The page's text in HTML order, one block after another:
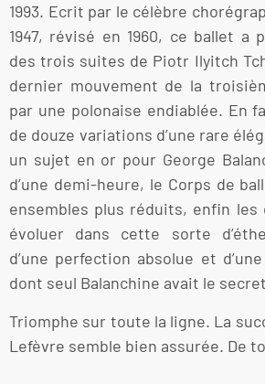
1993. Ecrit par le célèbre
1947, révisé en 1960, ce ballet a
des trois suites de Piotr Ilyitch
dernier mouvement de la
par une polonaise endiablée. En
de douze variations d’une rare
un sujet en or pour George
d’une demi-heure, le Corps de
ensembles plus réduits, enfin
évoluer dans cette sorte
d’une perfection absolue et
dont seul Balanchine avait le
Triomphe sur toute la ligne. La
Lefèvre semble bien assurée. De